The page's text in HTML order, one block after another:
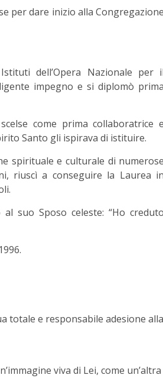
per dare inizio alla
dell’Opera Nazionale per
impegno e si diplomò
come prima collaboratrice
Santo gli ispirava di istituire.
spirituale e culturale di
riuscì a conseguire la Laurea
suo Sposo celeste: “Ho
totale e responsabile adesione alla
viva di Lei, come un’altra